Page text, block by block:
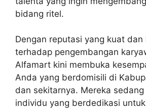
bidang ritel.
Dengan reputasi yang kuat dan
terhadap pengembangan
Alfamart kini membuka
Anda yang berdomisili di
dan sekitarnya. Mereka sedang
individu yang berdedikasi